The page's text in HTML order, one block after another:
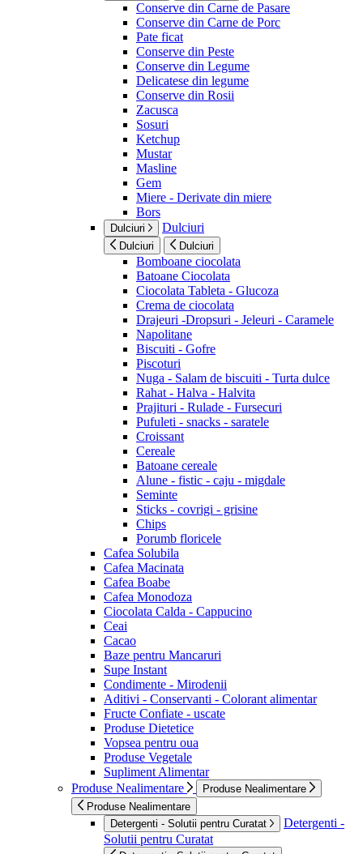
Conserve din Carne de Pasare
Conserve din Carne de Porc
Pate ficat
Conserve din Peste
Conserve din Legume
Delicatese din legume
Conserve din Rosii
Zacusca
Sosuri
Ketchup
Mustar
Masline
Gem
Miere - Derivate din miere
Bors
Dulciuri Dulciuri
Dulciuri Dulciuri
Bomboane ciocolata
Batoane Ciocolata
Ciocolata Tableta - Glucoza
Crema de ciocolata
Drajeuri -Dropsuri - Jeleuri - Caramele
Napolitane
Biscuiti - Gofre
Piscoturi
Nuga - Salam de biscuiti - Turta dulce
Rahat - Halva - Halvita
Prajituri - Rulade - Fursecuri
Pufuleti - snacks - saratele
Croissant
Cereale
Batoane cereale
Alune - fistic - caju - migdale
Seminte
Sticks - covrigi - grisine
Chips
Porumb floricele
Cafea Solubila
Cafea Macinata
Cafea Boabe
Cafea Monodoza
Ciocolata Calda - Cappucino
Ceai
Cacao
Baze pentru Mancaruri
Supe Instant
Condimente - Mirodenii
Aditivi - Conservanti - Colorant alimentar
Fructe Confiate - uscate
Produse Dietetice
Vopsea pentru oua
Produse Vegetale
Supliment Alimentar
Produse Nealimentare
Produse Nealimentare
Produse Nealimentare
Detergenti - Solutii pentru Curatat
Detergenti -
Solutii pentru Curatat